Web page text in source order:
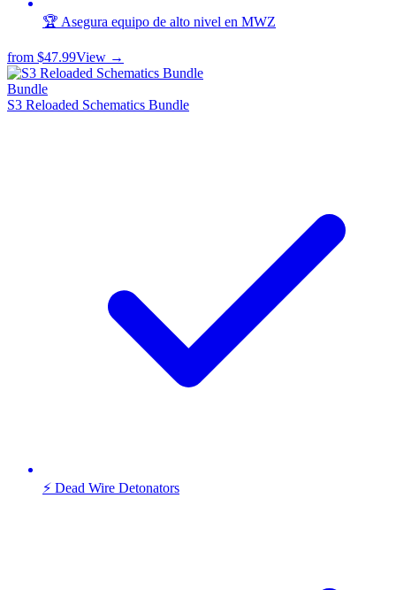
🏆 Asegura equipo de alto nivel en MWZ
from $47.99View →
Bundle
S3 Reloaded Schematics Bundle
⚡ Dead Wire Detonators